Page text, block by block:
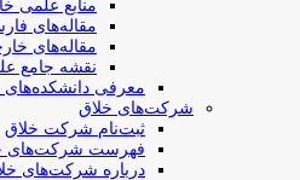
منابع علمی
مقاله‌های
مقاله‌های
نقشه جامع
معرفی دانشکده‌های
شرکت‌های خلاق
ثبت‌نام شرکت خلاق
فهرست شرکت‌های
درباره شرکت‌های